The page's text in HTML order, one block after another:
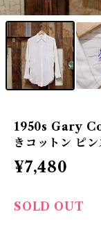
1950s Gary
きコットン ピ
¥7,480
SOLD OUT